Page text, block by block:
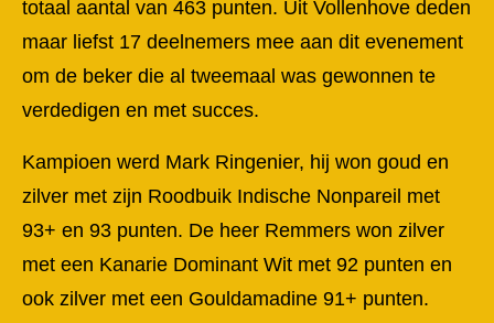
totaal aantal van 463 punten. Uit Vollenhove deden
maar liefst 17 deelnemers mee aan dit evenement
om de beker die al tweemaal was gewonnen te
verdedigen en met succes.
Kampioen werd Mark Ringenier, hij won goud en
zilver met zijn Roodbuik Indische Nonpareil met
93+ en 93 punten. De heer Remmers won zilver
met een Kanarie Dominant Wit met 92 punten en
ook zilver met een Gouldamadine 91+ punten.